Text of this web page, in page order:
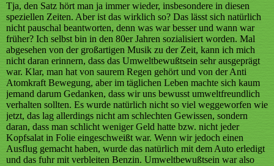
Tja, den Satz hört man ja immer wieder, insbesondere in diesen
speziellen Zeiten. Aber ist das wirklich so? Das lässt sich natürlich
nicht pauschal beantworten, denn was war besser und wann war
früher? Ich selbst bin in den 80er Jahren sozialisiert worden. Mal
abgesehen von der großartigen Musik zu der Zeit, kann ich mich
nicht daran erinnern, dass das Umweltbewußtsein sehr ausgeprägt
war. Klar, man hat von saurem Regen gehört und von der Anti
Atomkraft Bewegung, aber im täglichen Leben machte sich kaum
jemand darum Gedanken, dass wir uns bewusst umweltfreundlich
verhalten sollten. Es wurde natürlich nicht so viel weggeworfen wie
jetzt, das lag allerdings nicht am schlechten Gewissen, sondern
daran, dass man schlicht weniger Geld hatte bzw. nicht jeder
Kopfsalat in Folie eingeschweißt war. Wenn wir jedoch einen
Ausflug gemacht haben, wurde das natürlich mit dem Auto erledigt
und das fuhr mit verbleiten Benzin. Umweltbewußtsein war also